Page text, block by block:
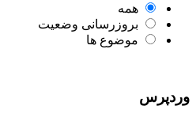
همه
بروزرسانی وضعیت
موضوع ها
وردپرس